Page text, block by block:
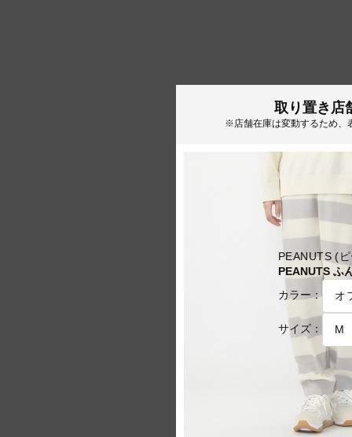
取り置き店
※店舗在庫は変動するため、
PEANUTS (
PEANUTS ふ
カラー：
サイズ：